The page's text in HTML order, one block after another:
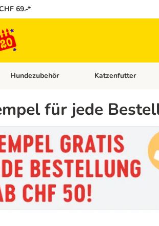
69.-*
Kategorie-Menü öffnen: Hundefutter
Hundezubehör Kategorie-Menü
Katzenfutter
für jede